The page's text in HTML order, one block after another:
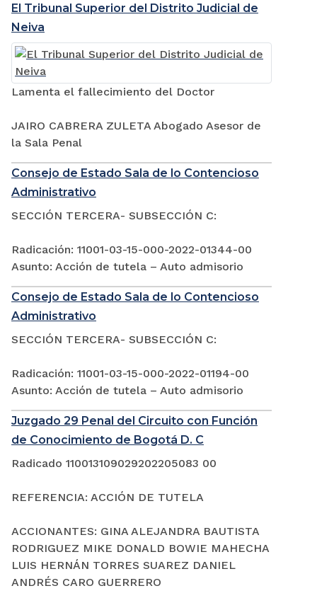
El Tribunal Superior del Distrito Judicial de
Neiva
Lamenta el fallecimiento del Doctor
JAIRO CABRERA ZULETA Abogado Asesor de
la Sala Penal
Consejo de Estado Sala de lo Contencioso
Administrativo
SECCIÓN TERCERA- SUBSECCIÓN C:
Radicación: 11001-03-15-000-2022-01344-00
Asunto: Acción de tutela – Auto admisorio
Consejo de Estado Sala de lo Contencioso
Administrativo
SECCIÓN TERCERA- SUBSECCIÓN C:
Radicación: 11001-03-15-000-2022-01194-00
Asunto: Acción de tutela – Auto admisorio
Juzgado 29 Penal del Circuito con Función
de Conocimiento de Bogotá D. C
Radicado 110013109029202205083 00
REFERENCIA: ACCIÓN DE TUTELA
ACCIONANTES: GINA ALEJANDRA BAUTISTA
RODRIGUEZ MIKE DONALD BOWIE MAHECHA
LUIS HERNÁN TORRES SUAREZ DANIEL
ANDRÉS CARO GUERRERO